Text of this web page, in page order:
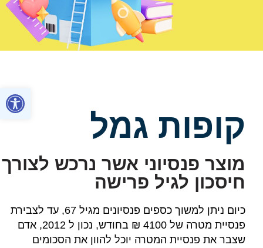
פתח
קופות גמל
מוצר פנסיוני אשר נרכש לצורך
חיסכון לגיל פרישה
כיום ניתן למשוך כספים פנסיונים מגיל 67, עד לצבירת
פנסיית מטרה של 4100 ₪ בחודש, נכון ל 2012, אדם
שצבר את פנסיית המטרה יוכל להוון את הסכומים